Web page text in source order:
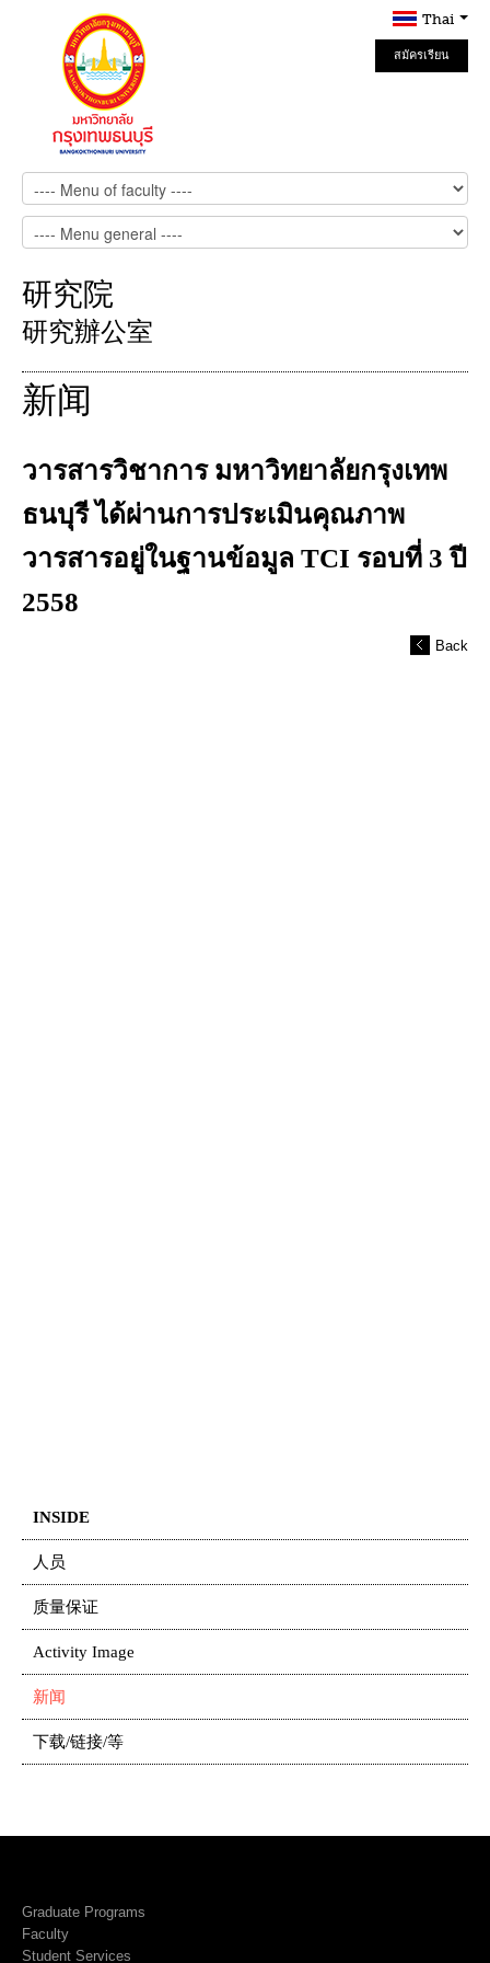
Thai
สมัครเรียน
Online
研究院
研究辦公室
新闻
วารสารวิชาการ มหาวิทยาลัยกรุงเทพ
ธนบุรี ได้ผ่านการประเมินคุณภาพ
วารสารอยู่ในฐานข้อมูล TCI รอบที่ 3 ปี
2558
Back
INSIDE
人员
质量保证
Activity Image
新闻
下载/链接/等
Graduate Programs
Faculty
Student Services